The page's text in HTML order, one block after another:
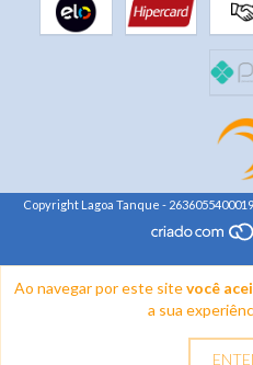
Ao navegar por este sitevocê
a sua
Copyright Lagoa Tanque -